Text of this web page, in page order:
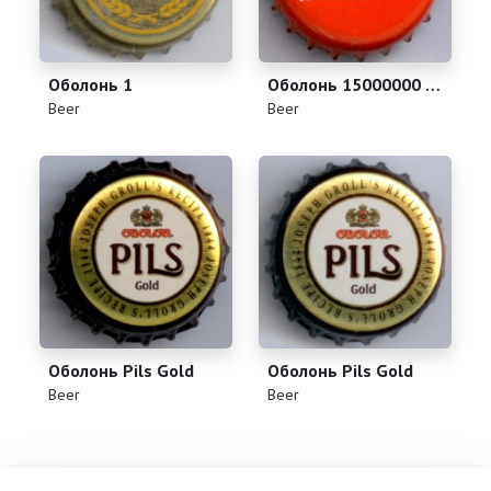
Оболонь 1
(Beer)
Оболонь 15000000 Пляшок
(Beer)
Оболонь Pils Gold
(Beer)
Оболонь Pils Gold
(Beer)